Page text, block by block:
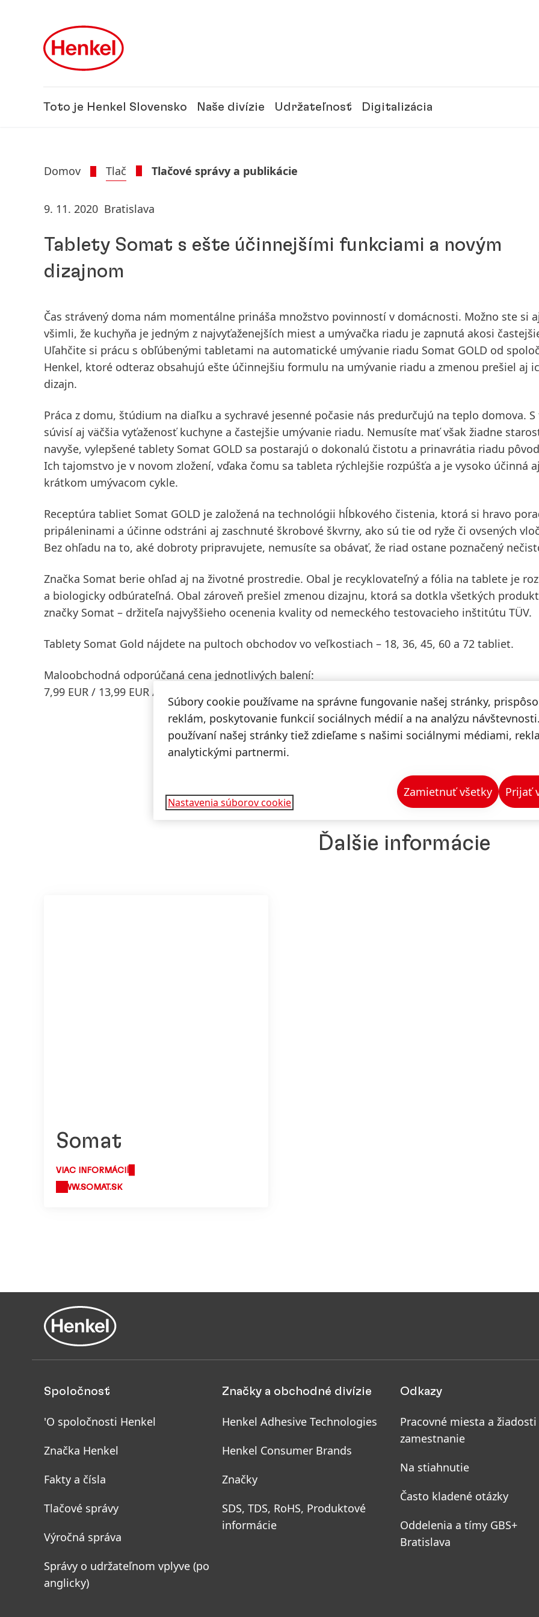
Toto je Henkel Slovensko Naše divízie Udržateľnosť Digitalizácia
Domov Tlač Tlačové správy a publikácie
9. 11. 2020 Bratislava
Tablety Somat s ešte účinnejšími funkciami a novým
dizajnom
Čas strávený doma nám momentálne prináša množstvo povinností v domácnosti. Možno ste si
všimli, že kuchyňa je jedným z najvyťaženejších miest a umývačka riadu je zapnutá akosi
Uľahčite si prácu s obľúbenými tabletami na automatické umývanie riadu Somat GOLD od
Henkel, ktoré odteraz obsahujú ešte účinnejšiu formulu na umývanie riadu a zmenou prešiel aj
dizajn.
Práca z domu, štúdium na diaľku a sychravé jesenné počasie nás predurčujú na teplo domova. S
súvisí aj väčšia vyťaženosť kuchyne a častejšie umývanie riadu. Nemusíte mať však žiadne
navyše, vylepšené tablety Somat GOLD sa postarajú o dokonalú čistotu a prinavrátia riadu
Ich tajomstvo je v novom zložení, vďaka čomu sa tableta rýchlejšie rozpúšťa a je vysoko účinná
krátkom umývacom cykle.
Receptúra tabliet Somat GOLD je založená na technológii hĺbkového čistenia, ktorá si hravo
pripáleninami a účinne odstráni aj zaschnuté škrobové škvrny, ako sú tie od ryže či ovsených
Bez ohľadu na to, aké dobroty pripravujete, nemusíte sa obávať, že riad ostane poznačený
Značka Somat berie ohľad aj na životné prostredie. Obal je recyklovateľný a fólia na tablete je
a biologicky odbúrateľná. Obal zároveň prešiel zmenou dizajnu, ktorá sa dotkla všetkých
značky Somat – držiteľa najvyššieho ocenenia kvality od nemeckého testovacieho inštitútu TÜV.
Tablety Somat Gold nájdete na pultoch obchodov vo veľkostiach – 18, 36, 45, 60 a 72 tabliet.
Maloobchodná odporúčaná cena jednotlivých balení:
7,99 EUR / 13,99 EUR / 15.99 EUR / 17,99 EUR /19.99 EUR
Ďalšie informácie
Somat
VIAC INFORMÁCIÍ
WWW.SOMAT.SK
Spoločnosť
'O spoločnosti Henkel
Značka Henkel
Fakty a čísla
Tlačové správy
Výročná správa
Správy o udržateľnom vplyve (po
anglicky)
Značky a obchodné divízie
Henkel Adhesive Technologies
Henkel Consumer Brands
Značky
SDS, TDS, RoHS, Produktové
informácie
Odkazy
Pracovné miesta a žiadosti
zamestnanie
Na stiahnutie
Často kladené otázky
Oddelenia a tímy GBS+
Bratislava
Súbory cookie používame na správne fungovanie našej stránky,
reklám, poskytovanie funkcií sociálnych médií a na analýzu
používaní našej stránky tiež zdieľame s našimi sociálnymi médiami,
analytickými partnermi.
Nastavenia súborov cookie
Zamietnuť všetky Prijať